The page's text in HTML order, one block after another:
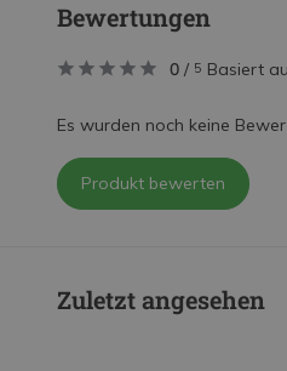
Bewertungen
0 / 5 Basiert
Es wurden noch keine
Produkt bewerten
Zuletzt angesehen